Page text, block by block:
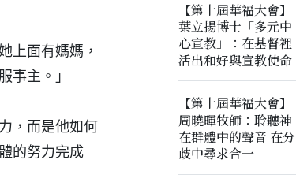
上面有媽媽，
事主。」
，而是他如何
的努力完成
【第十屆華福大會】
葉立揚博士「多元中
心宣教」：在基督裡
活出和好與宣教使命
【第十屆華福大會】
周曉暉牧師：聆聽神
在群體中的聲音 在分
歧中尋求合一